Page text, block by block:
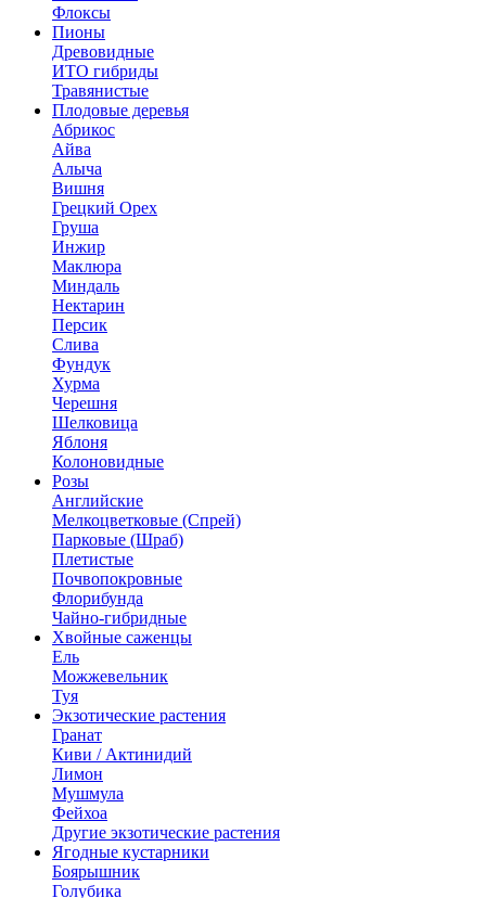
Флоксы
Пионы
Древовидные
ИТО гибриды
Травянистые
Плодовые деревья
Абрикос
Айва
Алыча
Вишня
Грецкий Орех
Груша
Инжир
Маклюра
Миндаль
Нектарин
Персик
Слива
Фундук
Хурма
Черешня
Шелковица
Яблоня
Колоновидные
Розы
Английские
Мелкоцветковые (Спрей)
Парковые (Шраб)
Плетистые
Почвопокровные
Флорибунда
Чайно-гибридные
Хвойные саженцы
Ель
Можжевельник
Туя
Экзотические растения
Гранат
Киви / Актинидий
Лимон
Мушмула
Фейхоа
Другие экзотические растения
Ягодные кустарники
Боярышник
Голубика